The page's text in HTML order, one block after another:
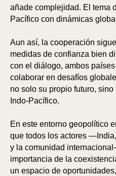
añade complejidad. El tema
Pacífico con dinámicas
Aun así, la cooperación
medidas de confianza bien
con el diálogo, ambos
colaborar en desafíos
no solo su propio futuro,
Indo-Pacífico.
En este entorno geopolítico
que todos los actores
y la comunidad
importancia de la
un espacio de